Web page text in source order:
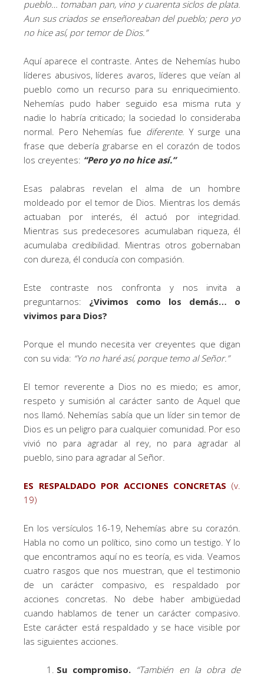
pueblo… tomaban pan, vino y cuarenta siclos de plata.
Aun sus criados se enseñoreaban del pueblo; pero yo
no hice así, por temor de Dios.”
Aquí aparece el contraste. Antes de Nehemías hubo
líderes abusivos, líderes avaros, líderes que veían al
pueblo como un recurso para su enriquecimiento.
Nehemías pudo haber seguido esa misma ruta y
nadie lo habría criticado; la sociedad lo consideraba
normal. Pero Nehemías fue diferente. Y surge una
frase que debería grabarse en el corazón de todos
los creyentes: “Pero yo no hice así.”
Esas palabras revelan el alma de un hombre
moldeado por el temor de Dios. Mientras los demás
actuaban por interés, él actuó por integridad.
Mientras sus predecesores acumulaban riqueza, él
acumulaba credibilidad. Mientras otros gobernaban
con dureza, él conducía con compasión.
Este contraste nos confronta y nos invita a
preguntarnos: ¿Vivimos como los demás… o
vivimos para Dios?
Porque el mundo necesita ver creyentes que digan
con su vida: “Yo no haré así, porque temo al Señor.”
El temor reverente a Dios no es miedo; es amor,
respeto y sumisión al carácter santo de Aquel que
nos llamó. Nehemías sabía que un líder sin temor de
Dios es un peligro para cualquier comunidad. Por eso
vivió no para agradar al rey, no para agradar al
pueblo, sino para agradar al Señor.
ES RESPALDADO POR ACCIONES CONCRETAS (v.
19)
En los versículos 16-19, Nehemías abre su corazón.
Habla no como un político, sino como un testigo. Y lo
que encontramos aquí no es teoría, es vida. Veamos
cuatro rasgos que nos muestran, que el testimonio
de un carácter compasivo, es respaldado por
acciones concretas. No debe haber ambigüedad
cuando hablamos de tener un carácter compasivo.
Este carácter está respaldado y se hace visible por
las siguientes acciones.
Su compromiso. “También en la obra de